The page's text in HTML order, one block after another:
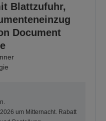
Blattzufuhr,
Document
um Mitternacht. Rabatt